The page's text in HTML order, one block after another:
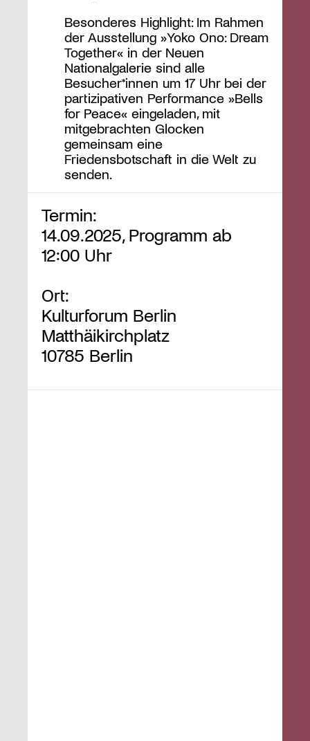
Besonderes Highlight: Im Rahmen
der Ausstellung »Yoko Ono: Dream
Together« in der Neuen
Nationalgalerie sind alle
Besucher*innen um 17 Uhr bei der
partizipativen Performance »Bells
for Peace« eingeladen, mit
mitgebrachten Glocken
gemeinsam eine
Friedensbotschaft in die Welt zu
senden.
Termin:
14.09.2025, Programm ab
12:00 Uhr
Ort:
Kulturforum Berlin
Matthäikirchplatz
10785 Berlin